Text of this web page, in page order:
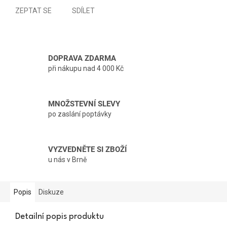
ZEPTAT SE SDÍLET
DOPRAVA ZDARMA
při nákupu nad 4 000 Kč
MNOŽSTEVNÍ SLEVY
po zaslání poptávky
VYZVEDNĚTE SI ZBOŽÍ
u nás v Brně
Popis Diskuze
Detailní popis produktu